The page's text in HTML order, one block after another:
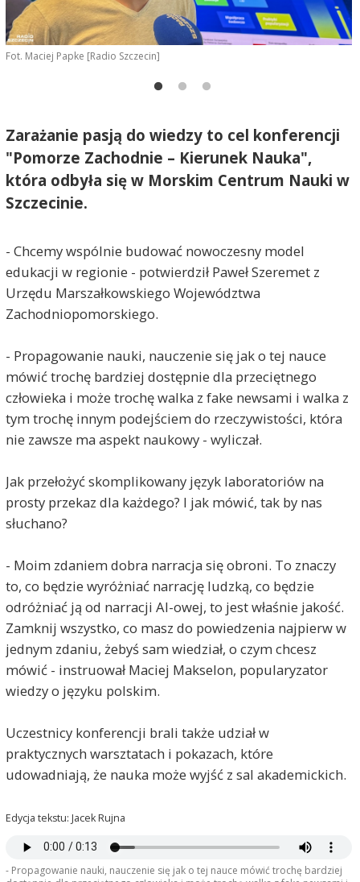
Fot. Maciej Papke [Radio Szczecin]
Zarażanie pasją do wiedzy to cel konferencji
"Pomorze Zachodnie – Kierunek Nauka",
która odbyła się w Morskim Centrum Nauki w
Szczecinie.
- Chcemy wspólnie budować nowoczesny model
edukacji w regionie - potwierdził Paweł Szeremet z
Urzędu Marszałkowskiego Województwa
Zachodniopomorskiego.
- Propagowanie nauki, nauczenie się jak o tej nauce
mówić trochę bardziej dostępnie dla przeciętnego
człowieka i może trochę walka z fake newsami i walka z
tym trochę innym podejściem do rzeczywistości, która
nie zawsze ma aspekt naukowy - wyliczał.
Jak przełożyć skomplikowany język laboratoriów na
prosty przekaz dla każdego? I jak mówić, tak by nas
słuchano?
- Moim zdaniem dobra narracja się obroni. To znaczy
to, co będzie wyróżniać narrację ludzką, co będzie
odróżniać ją od narracji AI-owej, to jest właśnie jakość.
Zamknij wszystko, co masz do powiedzenia najpierw w
jednym zdaniu, żebyś sam wiedział, o czym chcesz
mówić - instruował Maciej Makselon, popularyzator
wiedzy o języku polskim.
Uczestnicy konferencji brali także udział w
praktycznych warsztatach i pokazach, które
udowadniają, że nauka może wyjść z sal akademickich.
Edycja tekstu: Jacek Rujna
- Propagowanie nauki, nauczenie się jak o tej nauce mówić trochę bardziej